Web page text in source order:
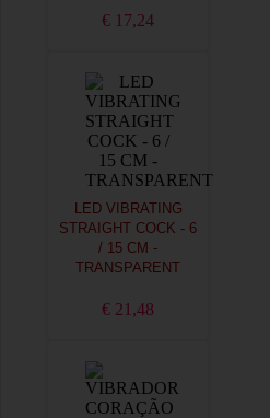
€ 17,24
LED VIBRATING
STRAIGHT COCK - 6
/ 15 CM -
TRANSPARENT
€ 21,48